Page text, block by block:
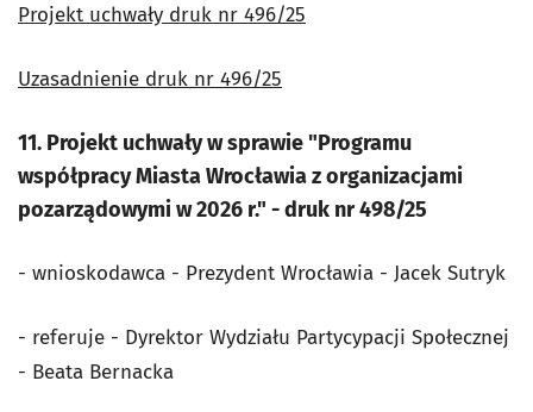
Projekt uchwały druk nr 496/25
Uzasadnienie druk nr 496/25
11. Projekt uchwały w sprawie "Programu
współpracy Miasta Wrocławia z organizacjami
pozarządowymi w 2026 r." - druk nr 498/25
- wnioskodawca - Prezydent Wrocławia - Jacek Sutryk
- referuje - Dyrektor Wydziału Partycypacji Społecznej
- Beata Bernacka